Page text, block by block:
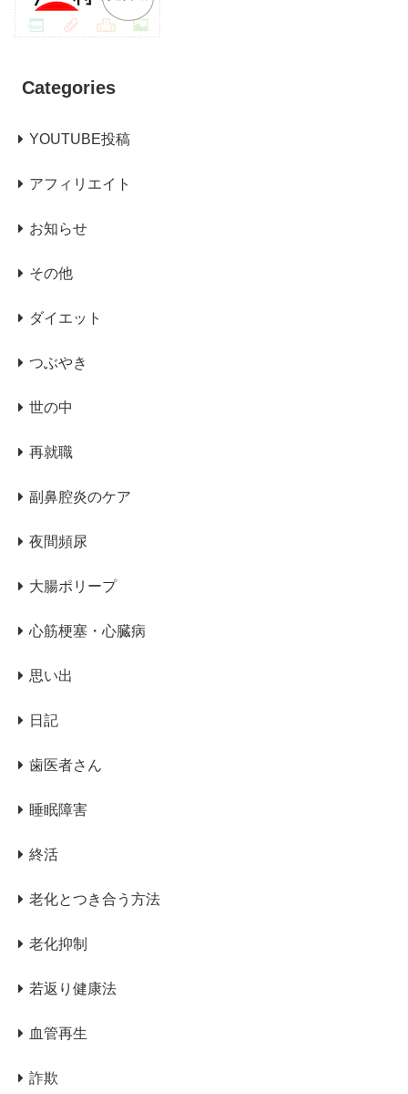
Categories
YOUTUBE投稿
アフィリエイト
お知らせ
その他
ダイエット
つぶやき
世の中
再就職
副鼻腔炎のケア
夜間頻尿
大腸ポリープ
心筋梗塞・心臓病
思い出
日記
歯医者さん
睡眠障害
終活
老化とつき合う方法
老化抑制
若返り健康法
血管再生
詐欺